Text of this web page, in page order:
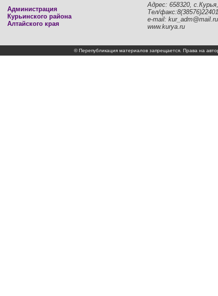
Администрация
Курьинского района
Алтайского края
Адрес: 658320,
Тел/факс:8(38576)22401
e-mail: kur_adm@mail.ru
www.kurya.ru
© Перепубликация материалов запрещается. Права